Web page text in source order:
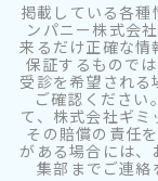
掲載している各
ンパニー株式会
来るだけ正確な情
保証するもので
受診を希望され
ご確認ください
て、株式会社ギ
その賠償の責任
がある場合には、
集部までご連絡